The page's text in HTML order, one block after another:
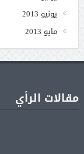
يونيو 2013
مايو 2013
مقالات الرأي